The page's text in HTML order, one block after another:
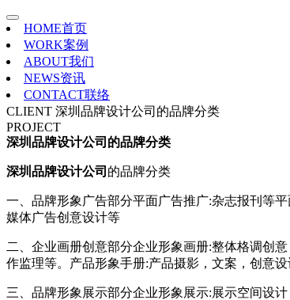
HOME首页
WORK案例
ABOUT我们
NEWS资讯
CONTACT联络
CLIENT 深圳品牌设计公司的品牌分类
PROJECT
深圳品牌设计公司的品牌分类
深圳品牌设计公司 的品牌分类
一、品牌形象广告部分平面广告推广:杂志报刊等
媒体广告创意设计等
二、企业画册创意部分企业形象画册:整体格调创
作监理等。产品形象手册:产品摄影，文案，创意设
三、品牌形象展示部分企业形象展示:展示空间设